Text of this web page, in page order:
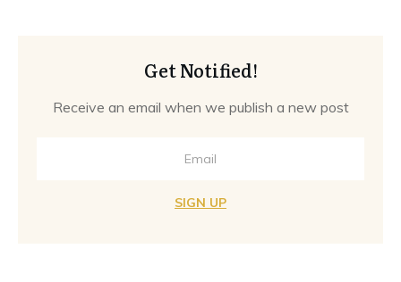
Get Notified!
Receive an email when we publish a new post
SIGN UP